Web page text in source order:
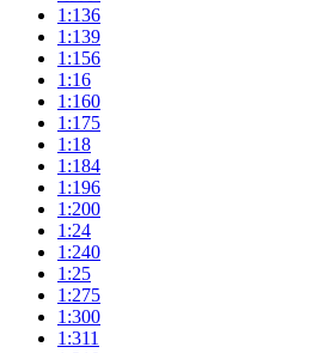
1:136
1:139
1:156
1:16
1:160
1:175
1:18
1:184
1:196
1:200
1:24
1:240
1:25
1:275
1:300
1:311